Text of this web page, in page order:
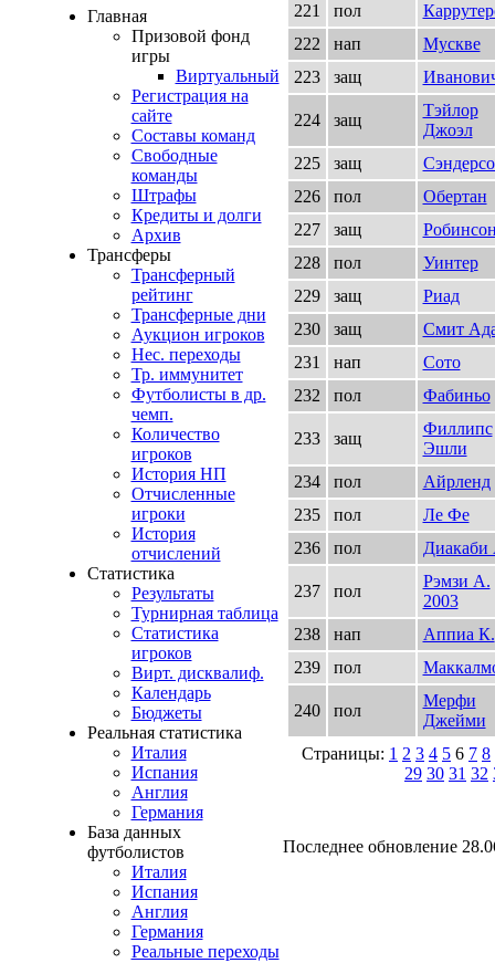
Главная
Призовой фонд
игры
Виртуальный
Регистрация на
сайте
Составы команд
Свободные
команды
Штрафы
Кредиты и долги
Архив
Трансферы
Трансферный
рейтинг
Трансферные дни
Аукцион игроков
Нес. переходы
Тр. иммунитет
Футболисты в др.
чемп.
Количество
игроков
История НП
Отчисленные
игроки
История
отчислений
Статистика
Результаты
Турнирная таблица
Статистика
игроков
Вирт. дисквалиф.
Календарь
Бюджеты
Реальная статистика
Италия
Испания
Англия
Германия
База данных
футболистов
Италия
Испания
Англия
Германия
Реальные переходы
221
пол
222
нап
Мускве
223
защ
224 защ
Тэйлор
Джоэл
225
защ
226
пол
Обертан
227
защ
228
пол
Уинтер
229
защ
Риад
230
защ
Смит
231
нап
Сото
232
пол Фабиньо
233 защ
Филлипс
Эшли
234
пол
Айрленд
235
пол
Ле Фе
236
пол Диакаби
237 пол
Рэмзи А.
2003
238
нап
Аппиа К.
239
пол
240 пол
Мерфи
Джейми
Страницы: 1 2 3 4 5 6 7 8
29 30 31 32
Последнее обновление